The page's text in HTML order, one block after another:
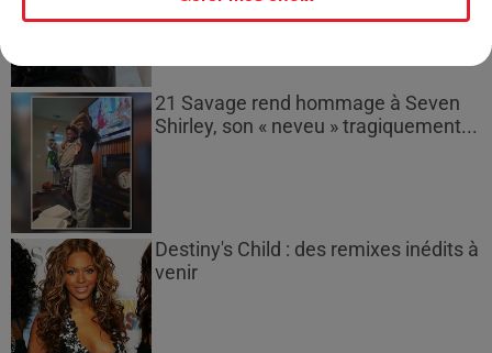
21 Savage rend hommage à Seven
Shirley, son « neveu » tragiquement...
Destiny's Child : des remixes inédits à
venir